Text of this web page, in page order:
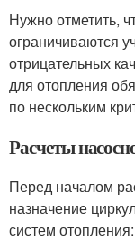
Нужно отметить,
ограничиваются
отрицательных
для отопления
по нескольким
Расчеты
Перед началом
назначение
систем отопления: